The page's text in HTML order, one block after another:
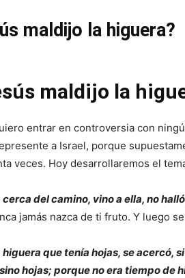
maldijo la higuera?
maldijo la
entrar en controversia con
a Israel, porque
veces. Hoy desarrollaremos el
del camino, vino a ella, no
jamás nazca de ti fruto. Y luego
higuera que tenía hojas, se acercó,
hojas; porque no era tiempo de